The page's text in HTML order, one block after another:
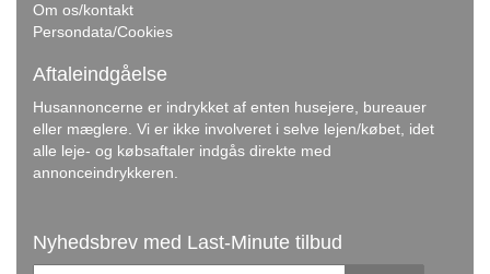
Om os/kontakt
Persondata/Cookies
Aftaleindgåelse
Husannoncerne er indrykket af enten husejere, bureauer
eller mæglere. Vi er ikke involveret i selve lejen/købet, idet
alle leje- og købsaftaler indgås direkte med
annonceindrykkeren.
Nyhedsbrev med Last-Minute tilbud